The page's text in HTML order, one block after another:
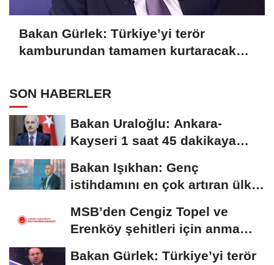
Bakan Gürlek: Türkiye’yi terör
kamburundan tamamen kurtaracak
SON HABERLER
Bakan Uraloğlu: Ankara-
Kayseri 1 saat 45 dakikaya
Bakan Işıkhan: Genç
istihdamını en çok artıran ülke
MSB’den Cengiz Topel ve
Erenköy şehitleri için anma
Bakan Gürlek: Türkiye’yi terör